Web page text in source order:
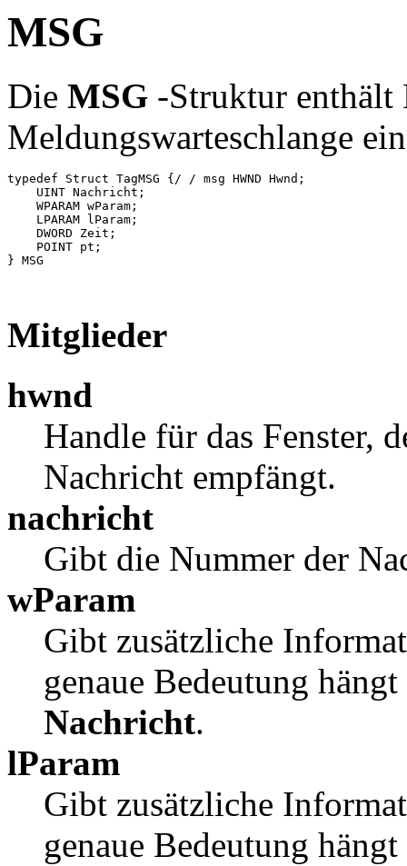
MSG
Die MSG -Struktur enthält
Meldungswarteschlange
typedef Struct TagMSG {/ / msg HWND Hwnd;
    UINT Nachricht;
    WPARAM wParam;
    LPARAM lParam;
    DWORD Zeit;
    POINT pt;
} MSG
Mitglieder
hwnd
Handle für das Fenster,
Nachricht empfängt.
nachricht
Gibt die Nummer der
wParam
Gibt zusätzliche
genaue Bedeutung
Nachricht.
lParam
Gibt zusätzliche
genaue Bedeutung